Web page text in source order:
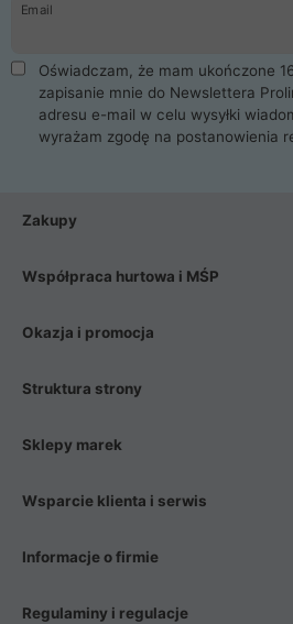
Email
Oświadczam, że mam ukończone
zapisanie mnie do Newslettera
adresu e-mail w celu wysyłki
wyrażam zgodę na postanowienia
Zakupy
Współpraca hurtowa i MŚP
Okazja i promocja
Struktura strony
Sklepy marek
Wsparcie klienta i serwis
Informacje o firmie
Regulaminy i regulacje